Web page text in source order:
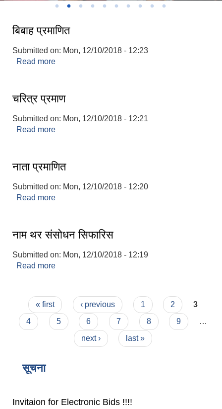
बिबाह प्रमाणित
Submitted on: Mon, 12/10/2018 - 12:23
Read more
चरित्र प्रमाण
Submitted on: Mon, 12/10/2018 - 12:21
Read more
नाता प्रमाणित
Submitted on: Mon, 12/10/2018 - 12:20
Read more
नाम थर संसोधन सिफारिस
Submitted on: Mon, 12/10/2018 - 12:19
Read more
Pages
« first ‹ previous 1 2
3
4
5 6 7 8 9
…
next ›
last »
सूचना
Invitaion for Electronic Bids !!!!